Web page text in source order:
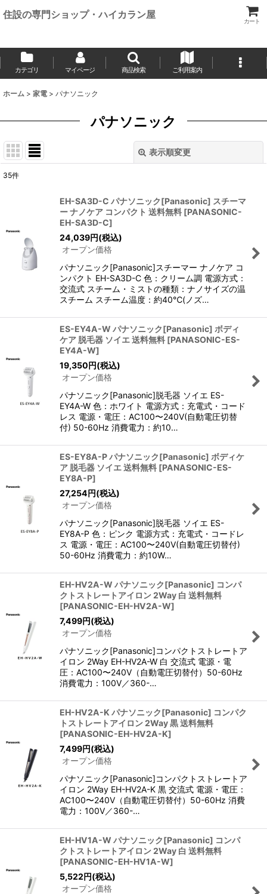
住設の専門ショップ・ハイカラン屋
カート
カテゴリ マイページ 商品検索 ご利用案内
ホーム > 家電 > パナソニック
パナソニック
表示順変更
35件
EH-SA3D-C パナソニック[Panasonic] スチーマ
ー ナノケア コンパクト 送料無料 [PANASONIC-
EH-SA3D-C]
24,039円(税込)
オープン価格
パナソニック[Panasonic]スチーマー ナノケア コ
ンパクト EH-SA3D-C 色：クリーム調 電源方式：
交流式 スチーム・ミストの種類：ナノサイズの温
スチーム スチーム温度：約40℃(ノズ…
ES-EY4A-W パナソニック[Panasonic] ボディ
ケア 脱毛器 ソイエ 送料無料 [PANASONIC-ES-
EY4A-W]
19,350円(税込)
オープン価格
パナソニック[Panasonic]脱毛器 ソイエ ES-
EY4A-W 色：ホワイト 電源方式：充電式・コード
レス 電源・電圧：AC100〜240V(自動電圧切替
付) 50-60Hz 消費電力：約10…
ES-EY8A-P パナソニック[Panasonic] ボディケ
ア 脱毛器 ソイエ 送料無料 [PANASONIC-ES-
EY8A-P]
27,254円(税込)
オープン価格
パナソニック[Panasonic]脱毛器 ソイエ ES-
EY8A-P 色：ピンク 電源方式：充電式・コードレ
ス 電源・電圧：AC100〜240V(自動電圧切替付)
50-60Hz 消費電力：約10W…
EH-HV2A-W パナソニック[Panasonic] コンパ
クトストレートアイロン 2Way 白 送料無料
[PANASONIC-EH-HV2A-W]
7,499円(税込)
オープン価格
パナソニック[Panasonic]コンパクトストレートア
イロン 2Way EH-HV2A-W 白 交流式 電源・電
圧：AC100〜240V（自動電圧切替付）50-60Hz
消費電力：100V／360-…
EH-HV2A-K パナソニック[Panasonic] コンパク
トストレートアイロン 2Way 黒 送料無料
[PANASONIC-EH-HV2A-K]
7,499円(税込)
オープン価格
パナソニック[Panasonic]コンパクトストレートア
イロン 2Way EH-HV2A-K 黒 交流式 電源・電圧：
AC100〜240V（自動電圧切替付）50-60Hz 消費
電力：100V／360-…
EH-HV1A-W パナソニック[Panasonic] コンパ
クトストレートアイロン 2Way 白 送料無料
[PANASONIC-EH-HV1A-W]
5,522円(税込)
オープン価格